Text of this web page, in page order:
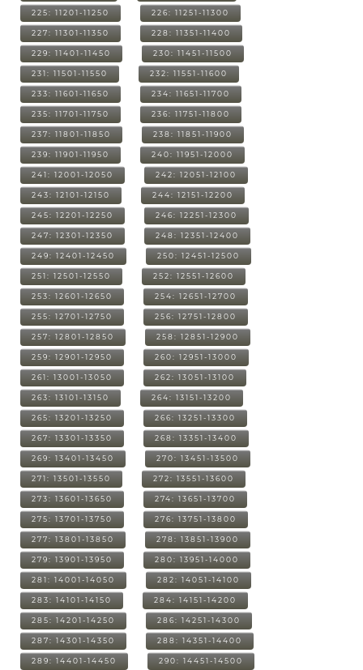
225: 11201-11250 226: 11251-11300
227: 11301-11350 228: 11351-11400
229: 11401-11450 230: 11451-11500
231: 11501-11550 232: 11551-11600
233: 11601-11650 234: 11651-11700
235: 11701-11750 236: 11751-11800
237: 11801-11850 238: 11851-11900
239: 11901-11950 240: 11951-12000
241: 12001-12050 242: 12051-12100
243: 12101-12150 244: 12151-12200
245: 12201-12250 246: 12251-12300
247: 12301-12350 248: 12351-12400
249: 12401-12450 250: 12451-12500
251: 12501-12550 252: 12551-12600
253: 12601-12650 254: 12651-12700
255: 12701-12750 256: 12751-12800
257: 12801-12850 258: 12851-12900
259: 12901-12950 260: 12951-13000
261: 13001-13050 262: 13051-13100
263: 13101-13150 264: 13151-13200
265: 13201-13250 266: 13251-13300
267: 13301-13350 268: 13351-13400
269: 13401-13450 270: 13451-13500
271: 13501-13550 272: 13551-13600
273: 13601-13650 274: 13651-13700
275: 13701-13750 276: 13751-13800
277: 13801-13850 278: 13851-13900
279: 13901-13950 280: 13951-14000
281: 14001-14050 282: 14051-14100
283: 14101-14150 284: 14151-14200
285: 14201-14250 286: 14251-14300
287: 14301-14350 288: 14351-14400
289: 14401-14450 290: 14451-14500